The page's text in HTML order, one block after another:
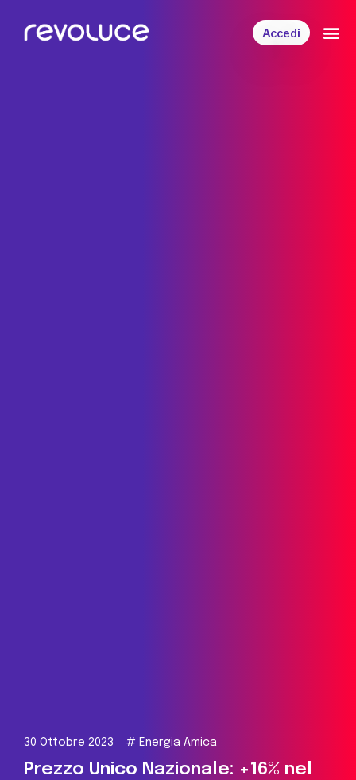
Accedi
30 Ottobre 2023 # Energia Amica
Prezzo Unico Nazionale: +16% nel